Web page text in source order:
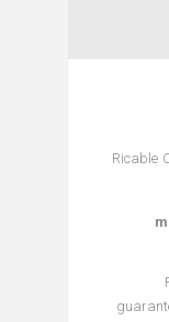
Ricable